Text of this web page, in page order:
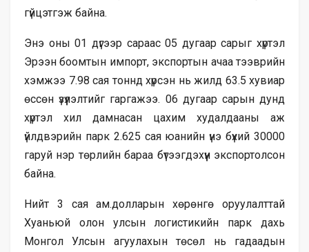
гүйцэтгэж байна.
Энэ оны 01 дүгээр сараас 05 дугаар сарыг хүртэл
Эрээн боомтын импорт, экспортын ачаа тээврийн
хэмжээ 7.98 сая тоннд хүрсэн нь жилд 63.5 хувиар
өссөн үзүүлэлтийг гаргажээ. 06 дугаар сарын дунд
хүртэл хил дамнасан цахим худалдааны аж
үйлдвэрийн парк 2.625 сая юанийн үнэ бүхий 30000
гаруй нэр төрлийн бараа бүтээгдэхүүн экспортолсон
байна.
Нийт 3 сая ам.долларын хөрөнгө оруулалттай
Хуаньюй олон улсын логистикийн парк дахь
Монгол Улсын агуулахын төсөл нь гадаадын